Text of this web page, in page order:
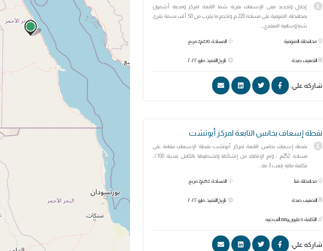
إحلال وتجديد مبنى الإسعاف بقرية شما التابعة لمركز ومدينة أشمون
بمحافظة المنوفية على مساحة 220 م وتخدم ما يقرب من 50 ألف نسمة بقرى
شما وساقية المنقدي...
محافظة: المنوفية
التصنيف: صحة
المساحة: 220م2 مربع
تاريخ التنفيذ: مايو ٢٠٢٢
شاركه علي:
نقطة إسعاف بخانس التابعة لمركز أبوتشت
نقطة إسعاف بخانس التابعة لمركز أبوتشت نقطة الإسعاف مقامة على
مساحة 252م ، وتم الإنتهاء من إنشائها وتشطيبها بالكامل بنسبة 100٪،
بتكلفة مالية بلغت 3 ملا...
محافظة: قنا
التصنيف: صحة
التكلفة: 3 مليون و338 ألف جنيه
المساحة: 252م2 مربع
تاريخ التنفيذ: مايو ٢٠٢٢
شاركه علي: